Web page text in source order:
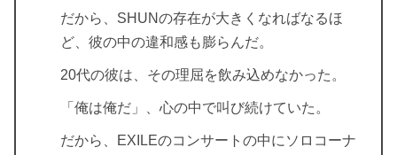
だから、SHUNの存在が大きくなればなるほ
ど、彼の中の違和感も膨らんだ。
20代の彼は、その理屈を飲み込めなかった。
「俺は俺だ」、心の中で叫び続けていた。
だから、EXILEのコンサートの中にソロコーナ